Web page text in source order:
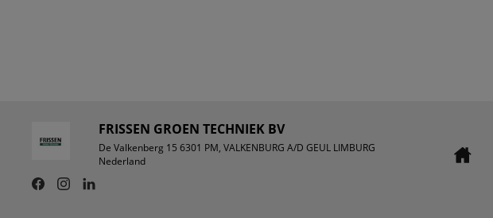
FRISSEN GROEN TECHNIEK BV
De Valkenberg 15 6301 PM, VALKENBURG A/D GEUL LIMBURG
Nederland